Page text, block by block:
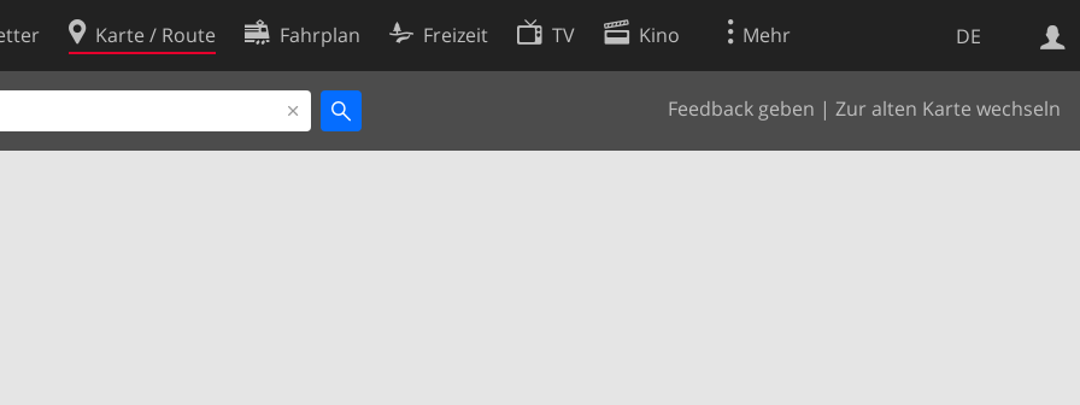
DE
Karte / Route Fahrplan Freizeit TV Kino Mehr
Feedback geben | Zur alten Karte wechseln
Websuche
Cookie-Richtlinie
Cookie-Einstellungen